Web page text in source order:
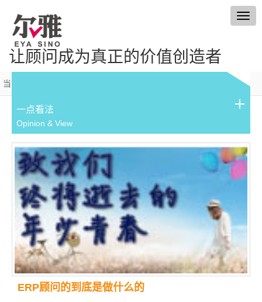
让顾问成为真正的价值创造者
当前位置：
一点看法
Opinion & View
ERP顾问的到底是做什么的